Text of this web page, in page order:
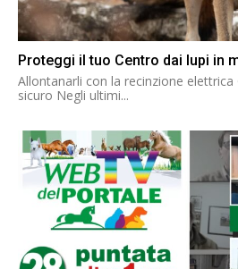
Proteggi il tuo Centro dai lupi in
Allontanarli con la recinzione
sicuro Negli ultimi...